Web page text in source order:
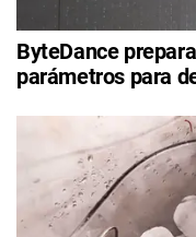
ByteDance
parámetros para